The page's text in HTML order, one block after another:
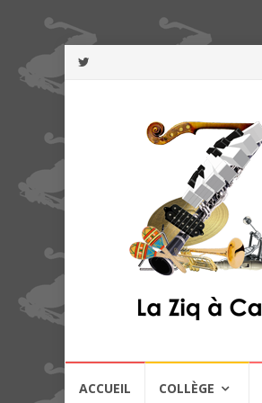
ACCUEIL COLLÈGE